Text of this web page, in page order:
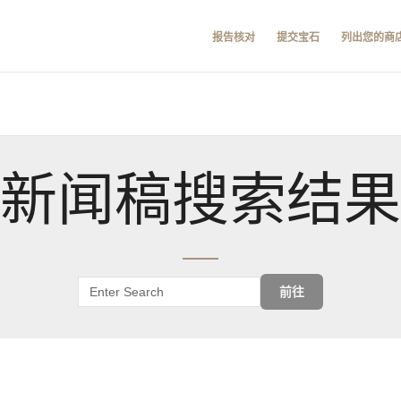
报告核对 提交宝石 列出您的商
新闻稿搜索结果
前往